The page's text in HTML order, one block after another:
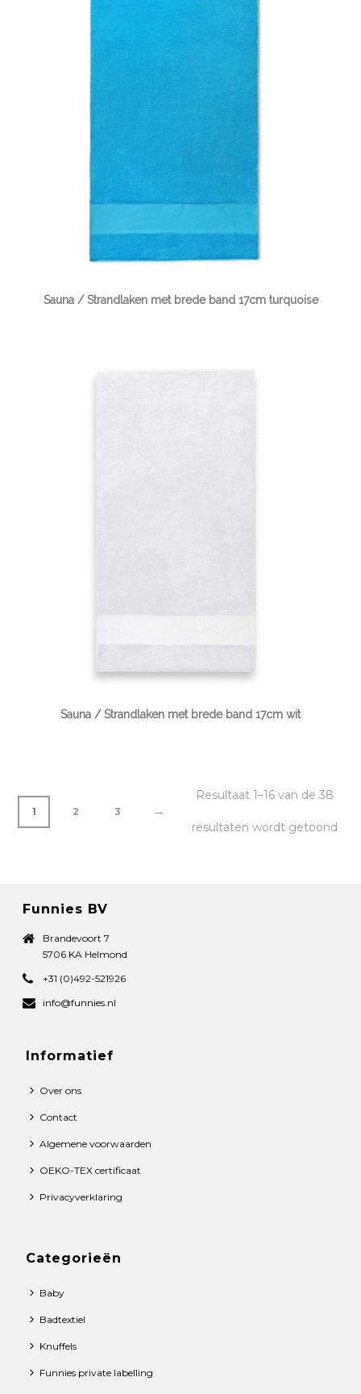
Sauna / Strandlaken met brede band 17cm turquoise
Sauna / Strandlaken met brede band 17cm wit
1 2 3 →
Resultaat 1–16 van de 38
resultaten wordt getoond
Funnies BV
Brandevoort 7
5706 KA Helmond
+31 (0)492-521926
info@funnies.nl
Informatief
Over ons
Contact
Algemene voorwaarden
OEKO-TEX certificaat
Privacyverklaring
Categorieën
Baby
Badtextiel
Knuffels
Funnies private labelling